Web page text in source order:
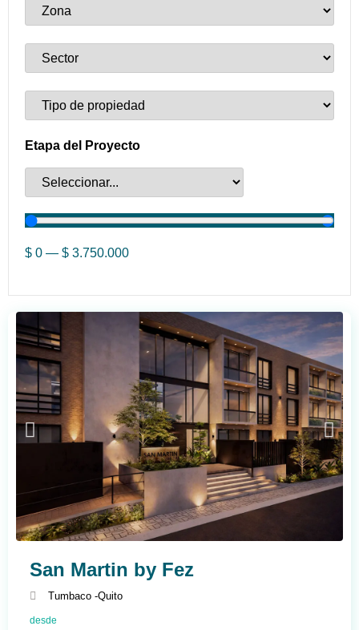
San Martin by Fez
Tumbaco -Quito
desde
Etapa del Proyecto
$ 0 — $ 3.750.000